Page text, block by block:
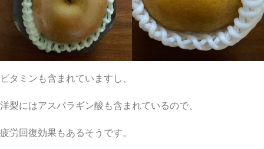
ビタミンも含まれていますし、
洋梨にはアスパラギン酸も含まれているので、
疲労回復効果もあるそうです。